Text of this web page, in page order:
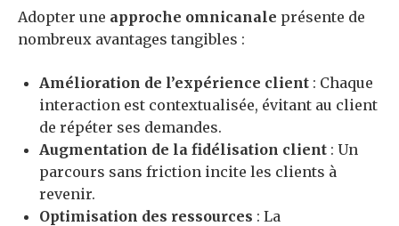
Adopter une approche omnicanale présente de
nombreux avantages tangibles :
Amélioration de l’expérience client : Chaque
interaction est contextualisée, évitant au client
de répéter ses demandes.
Augmentation de la fidélisation client : Un
parcours sans friction incite les clients à
revenir.
Optimisation des ressources : La